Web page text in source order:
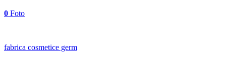
0 Foto
fabrica cosmetice germ